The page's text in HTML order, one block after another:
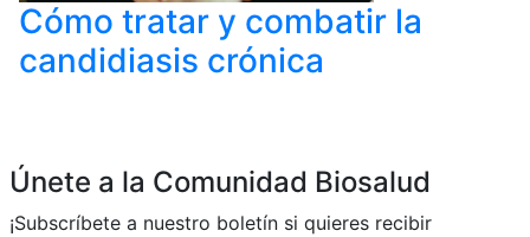
Cómo tratar y combatir la
candidiasis crónica
Únete a la Comunidad Biosalud
¡Subscríbete a nuestro boletín si quieres recibir